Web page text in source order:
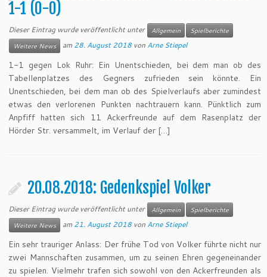
1-1 (0-0)
Dieser Eintrag wurde veröffentlicht unter Allgemein
Spielberichte
Weitere News
am 28. August 2018 von Arne Stiepel
1-1 gegen Lok Ruhr: Ein Unentschieden, bei dem man ob des
Tabellenplatzes des Gegners zufrieden sein könnte. Ein
Unentschieden, bei dem man ob des Spielverlaufs aber zumindest
etwas den verlorenen Punkten nachtrauern kann. Pünktlich zum
Anpfiff hatten sich 11 Ackerfreunde auf dem Rasenplatz der
Hörder Str. versammelt, im Verlauf der […]
20.08.2018: Gedenkspiel Volker
Dieser Eintrag wurde veröffentlicht unter Allgemein
Spielberichte
Weitere News
am 21. August 2018 von Arne Stiepel
Ein sehr trauriger Anlass: Der frühe Tod von Volker führte nicht nur
zwei Mannschaften zusammen, um zu seinen Ehren gegeneinander
zu spielen. Vielmehr trafen sich sowohl von den Ackerfreunden als